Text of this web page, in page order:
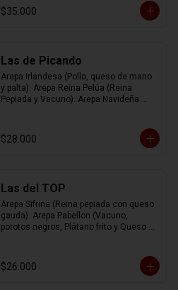
(Mix de vacuno, pollo y cerdo con queso
gauda).
$35.000
Las de Picando
Arepa Irlandesa (Pollo, queso de mano
y palta). Arepa Reina Pelúa (Reina
Pepiada y Vacuno). Arepa Navideña
$28.000
Las del TOP
Arepa Sifrina (Reina pepiada con queso
gauda). Arepa Pabellon (Vacuno,
porotos negros, Plátano frito y Queso
$26.000